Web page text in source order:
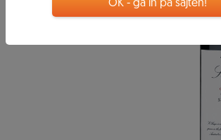
OK - gå in på sajten!